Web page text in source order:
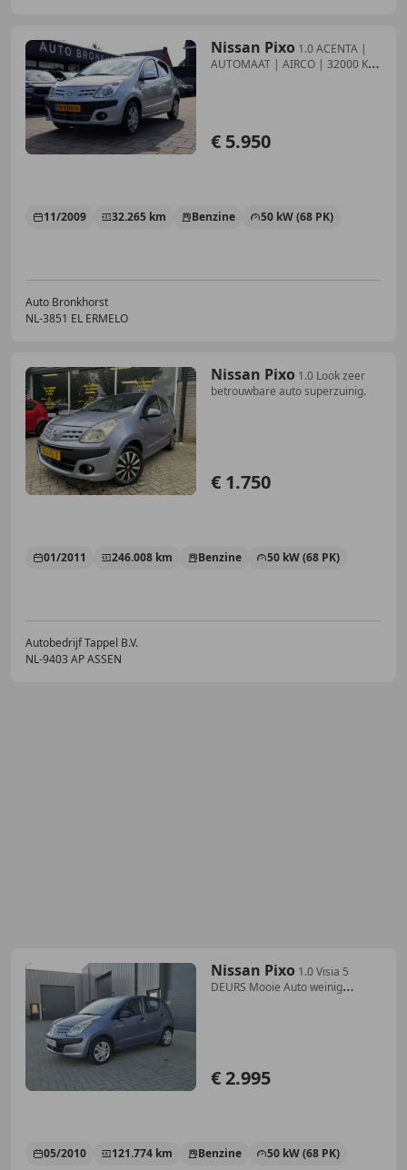
Nissan Pixo 1.0 ACENTA |
AUTOMAAT | AIRCO | 32000 KM
€ 5.950
11/2009 32.265 km Benzine 50 kW (68 PK)
Auto Bronkhorst
NL-3851 EL ERMELO
Nissan Pixo 1.0 Look zeer
betrouwbare auto superzuinig.
€ 1.750
01/2011 246.008 km Benzine 50 kW (68 PK)
Autobedrijf Tappel B.V.
NL-9403 AP ASSEN
Nissan Pixo 1.0 Visia 5
DEURS Mooie Auto weinig
€ 2.995
05/2010 121.774 km Benzine 50 kW (68 PK)